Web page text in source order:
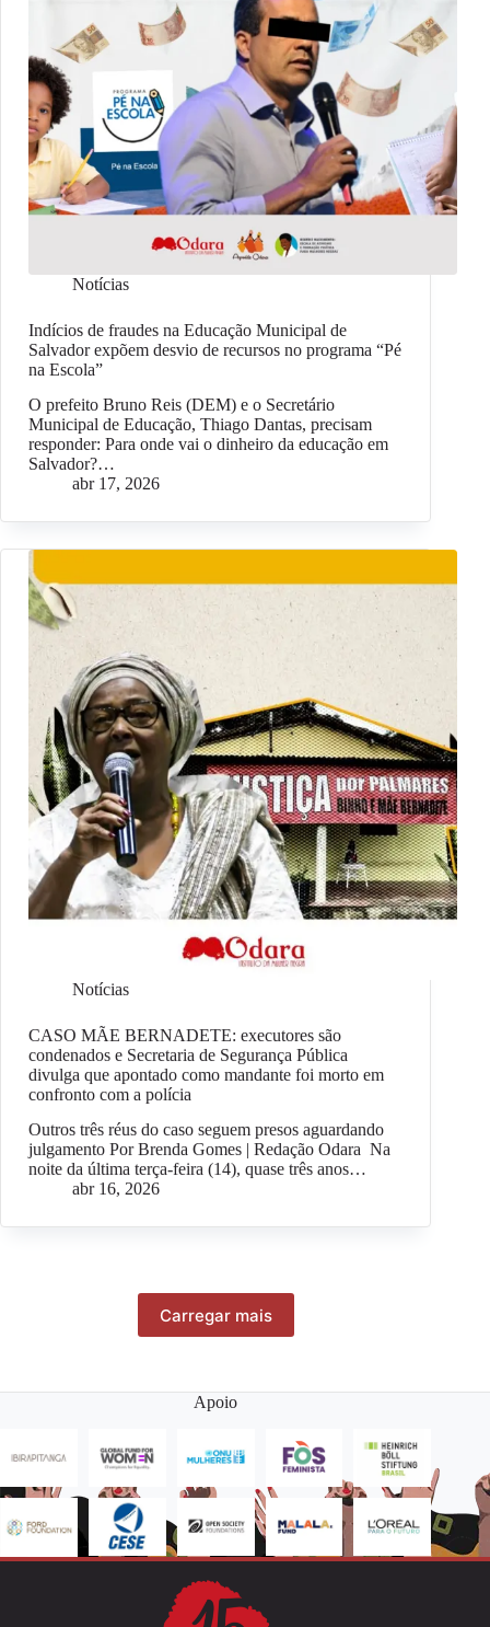
Notícias
Indícios de fraudes na Educação Municipal de
Salvador expõem desvio de recursos no programa “Pé
na Escola”
O prefeito Bruno Reis (DEM) e o Secretário
Municipal de Educação, Thiago Dantas, precisam
responder: Para onde vai o dinheiro da educação em
Salvador?…
abr 17, 2026
Notícias
CASO MÃE BERNADETE: executores são
condenados e Secretaria de Segurança Pública
divulga que apontado como mandante foi morto em
confronto com a polícia
Outros três réus do caso seguem presos aguardando
julgamento Por Brenda Gomes | Redação Odara Na
noite da última terça-feira (14), quase três anos…
abr 16, 2026
Carregar mais
Apoio